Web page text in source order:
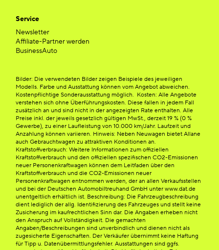
Service
Newsletter
Affiliate-Partner werden
BusinessAuto
Bilder: Die verwendeten Bilder zeigen Beispiele des jeweiligen
Modells. Farbe und Ausstattung können vom Angebot abweichen.
Kostenpflichtige Sonderausstattung möglich. Kosten: Alle Angebote
verstehen sich ohne Überführungskosten. Diese fallen in jedem Fall
zusätzlich an und sind nicht in der angezeigten Rate enthalten. Alle
Preise inkl. der jeweils gesetzlich gültigen MwSt., derzeit 19 % (0 %
Gewerbe), zu einer Laufleistung von 10.000 km/Jahr. Laufzeit und
Anzahlung können variieren. Hinweis: Neben Neuwagen bietet Allane
auch Gebrauchtwagen zu attraktiven Konditionen an.
Kraftstoffverbrauch: Weitere Informationen zum offiziellen
Kraftstoffverbrauch und den offiziellen spezifischen CO2-Emissionen
neuer Personenkraftwagen können dem Leitfaden über den
Kraftstoffverbrauch und die CO2-Emissionen neuer
Personenkraftwagen entnommen werden, der an allen Verkaufsstellen
und bei der Deutschen Automobiltreuhand GmbH unter www.dat.de
unentgeltlich erhältlich ist. Beschreibung: Die Fahrzeugbeschreibung
dient lediglich der allg. Identifizierung des Fahrzeuges und stellt keine
Zusicherung im kaufrechtlichen Sinn dar. Die Angaben erheben nicht
den Anspruch auf Vollständigkeit. Die gemachten
Angaben/Beschreibungen sind unverbindlich und dienen nicht als
zugesicherte Eigenschaften. Der Verkäufer übernimmt keine Haftung
für Tipp u. Datenübermittlungsfehler. Ausstattungen sind ggfs.